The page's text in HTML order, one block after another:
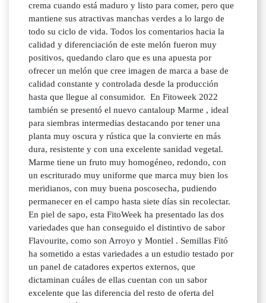
crema cuando está maduro y listo para comer, pero que
mantiene sus atractivas manchas verdes a lo largo de
todo su ciclo de vida. Todos los comentarios hacia la
calidad y diferenciación de este melón fueron muy
positivos, quedando claro que es una apuesta por
ofrecer un melón que cree imagen de marca a base de
calidad constante y controlada desde la producción
hasta que llegue al consumidor. En Fitoweek 2022
también se presentó el nuevo cantaloup Marme , ideal
para siembras intermedias destacando por tener una
planta muy oscura y rústica que la convierte en más
dura, resistente y con una excelente sanidad vegetal.
Marme tiene un fruto muy homogéneo, redondo, con
un escriturado muy uniforme que marca muy bien los
meridianos, con muy buena poscosecha, pudiendo
permanecer en el campo hasta siete días sin recolectar.
En piel de sapo, esta FitoWeek ha presentado las dos
variedades que han conseguido el distintivo de sabor
Flavourite, como son Arroyo y Montiel . Semillas Fitó
ha sometido a estas variedades a un estudio testado por
un panel de catadores expertos externos, que
dictaminan cuáles de ellas cuentan con un sabor
excelente que las diferencia del resto de oferta del